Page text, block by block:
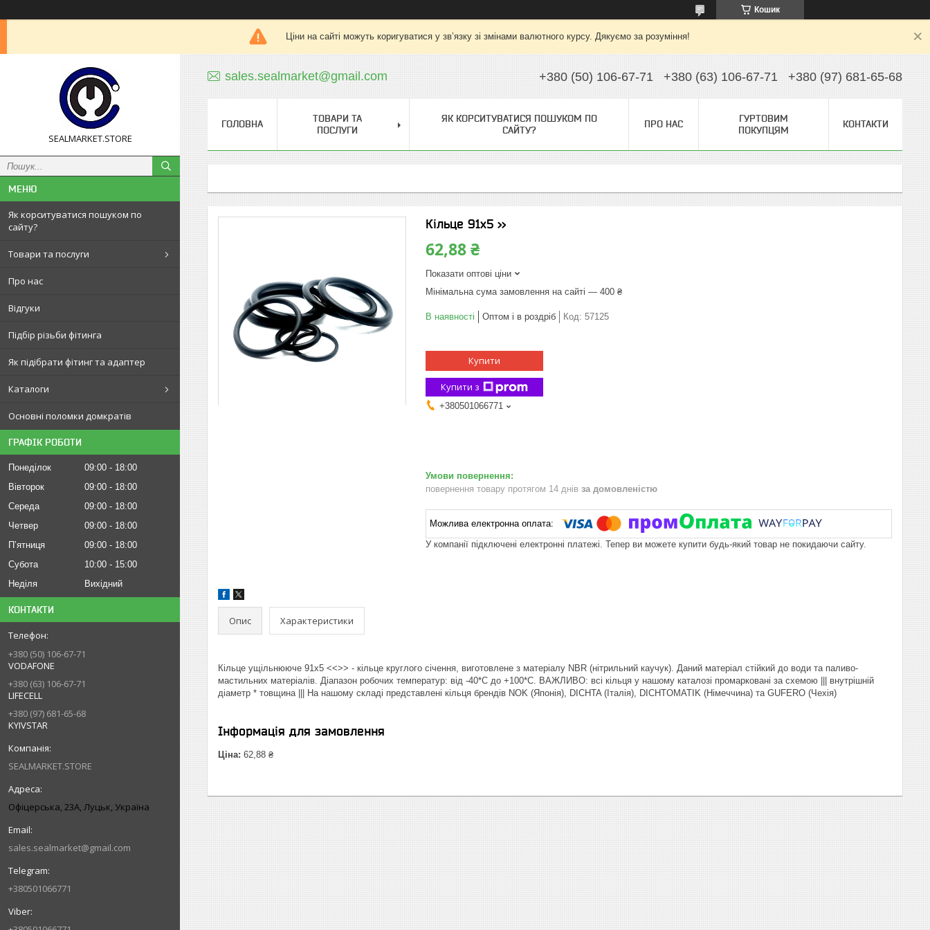
Кошик
Ціни на сайті можуть коригуватися у зв’язку зі змінами валютного курсу. Дякуємо за розуміння!
SEALMARKET.STORE
Як корситуватися пошуком по
сайту?
Товари та послуги
Про нас
Відгуки
Підбір різьби фітинга
Як підібрати фітинг та адаптер
Каталоги
Основні поломки домкратів
ГРАФІК РОБОТИ
Понеділок 09:00
18:00
Вівторок
09:00
18:00
Середа
09:00
18:00
Четвер
09:00
18:00
Пʼятниця
09:00
18:00
Субота
10:00
15:00
Неділя
Вихідний
КОНТАКТИ
+380 (50) 106-67-71
VODAFONE
+380 (63) 106-67-71
LIFECELL
+380 (97) 681-65-68
KYIVSTAR
SEALMARKET.STORE
Офіцерська, 23А, Луцьк, Україна
sales.sealmarket@gmail.com
+380501066771
sales.sealmarket@gmail.com +380 (50) 106-67-71 +380 (63) 106-67-71 +380 (97) 681-65-68
ГОЛОВНА
ТОВАРИ ТА
ПОСЛУГИ
ЯК КОРСИТУВАТИСЯ ПОШУКОМ ПО
САЙТУ?
ПРО НАС
ГУРТОВИМ
ПОКУПЦЯМ
КОНТАКТИ
Кільце 91х5 >>
62,88 ₴
Показати оптові ціни
Мінімальна сума замовлення на сайті — 400 ₴
В наявності Оптом і в роздріб Код: 57125
Купити
Купити з
+380501066771
повернення товару протягом 14 днів за домовленістю
У компанії підключені електронні платежі. Тепер ви можете купити будь-який товар не покидаючи сайту.
Опис Характеристики
Кільце ущільнююче 91х5 <<>> - кільце круглого січення, виготовлене з матеріалу NBR (нітрильний каучук). Даний матеріал стійкий до води та паливо-
мастильних матеріалів. Діапазон робочих температур: від -40*С до +100*С. ВАЖЛИВО: всі кільця у нашому каталозі промарковані за схемою ||| внутрішній
діаметр * товщина ||| На нашому складі представлені кільця брендів NOK (Японія), DICHTA (Італія), DICHTOMATIK (Німеччина) та GUFERO (Чехія)
Інформація для замовлення
Ціна: 62,88 ₴